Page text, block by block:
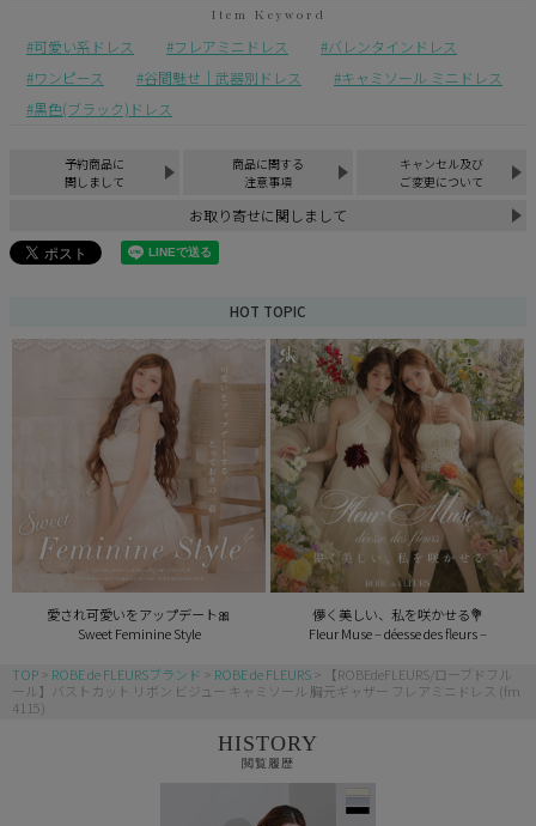
可愛い系ドレス フレアミニドレス
バレンタインドレス
ワンピース
谷間魅せ｜武器別ドレス
キャミソール ミニドレス
黒色(ブラック)ドレス
予約商品に
関しまして
商品に関する
注意事項
キャンセル及び
ご変更について
お取り寄せに関しまして
HOT TOPIC
愛され可愛いをアップデート🎀
Sweet Feminine Style
儚く美しい、私を咲かせる💐
Fleur Muse – déesse des fleurs –
TOP ROBE de FLEURSブランド ROBE de FLEURS
【ROBEdeFLEURS/ローブドフル
ール】バストカット リボン ビジュー キャミソール 胸元ギャザー フレアミニドレス (fm
4115)
HISTORY
閲覧履歴